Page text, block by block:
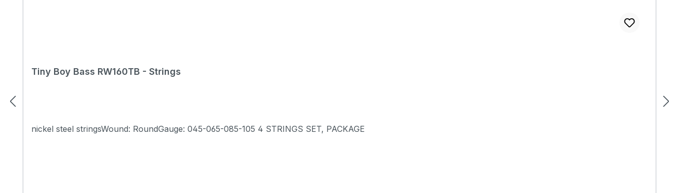
Tiny Boy Bass RW160TB - Strings
nickel steel stringsWound: RoundGauge: 045-065-085-105 4 STRINGS SET, PACKAGE